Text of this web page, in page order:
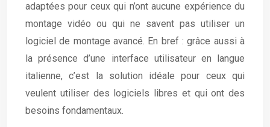
adaptées pour ceux qui n’ont aucune expérience du
montage vidéo ou qui ne savent pas utiliser un
logiciel de montage avancé. En bref : grâce aussi à
la présence d’une interface utilisateur en langue
italienne, c’est la solution idéale pour ceux qui
veulent utiliser des logiciels libres et qui ont des
besoins fondamentaux.